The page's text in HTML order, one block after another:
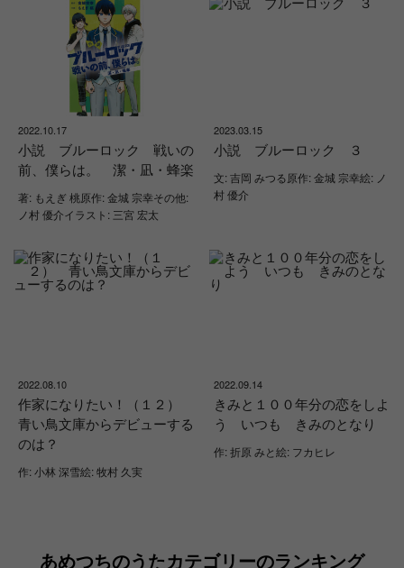
2022.10.17
小説 ブルーロック 戦いの
前、僕らは。 潔・凪・蜂楽
著: もえぎ 桃原作: 金城 宗幸その他:
ノ村 優介イラスト: 三宮 宏太
2023.03.15
小説 ブルーロック ３
文: 吉岡 みつる原作: 金城 宗幸絵: ノ
村 優介
2022.08.10
作家になりたい！（１２）
青い鳥文庫からデビューする
のは？
作: 小林 深雪絵: 牧村 久実
2022.09.14
きみと１００年分の恋をしよ
う いつも きみのとなり
作: 折原 みと絵: フカヒレ
あめつちのうたカテゴリーのランキング